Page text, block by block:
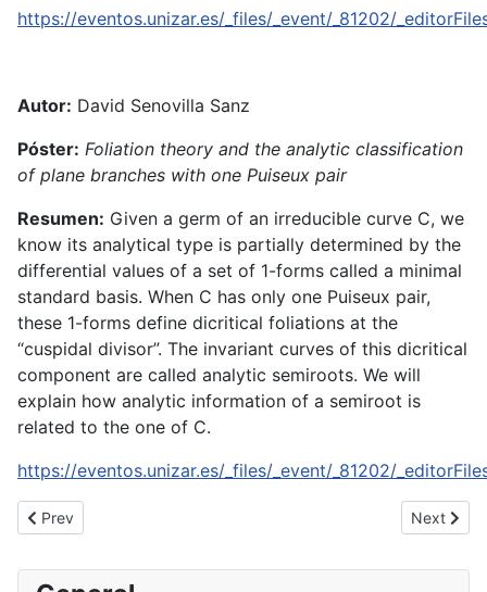
https://eventos.unizar.es/_files/_event/_81202/
Autor: David Senovilla Sanz
Póster: Foliation theory and the analytic classification
of plane branches with one Puiseux pair
Resumen: Given a germ of an irreducible curve C, we
know its analytical type is partially determined by the
differential values of a set of 1-forms called a minimal
standard basis. When C has only one Puiseux pair,
these 1-forms define dicritical foliations at the
“cuspidal divisor”. The invariant curves of this dicritical
component are called analytic semiroots. We will
explain how analytic information of a semiroot is
related to the one of C.
https://eventos.unizar.es/_files/_event/_81202/
Previous article: 19th RTNS (Recent Trends in Nonlinear Science)
Prev Next
Next